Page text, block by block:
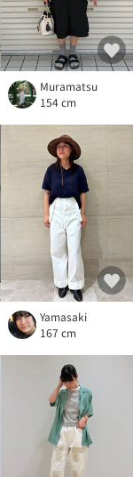
Muramatsu
154 cm
Yamasaki
167 cm